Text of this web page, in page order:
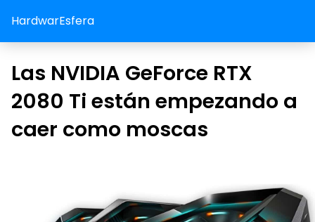
HardwarEsfera
Las NVIDIA GeForce RTX
2080 Ti están empezando a
caer como moscas